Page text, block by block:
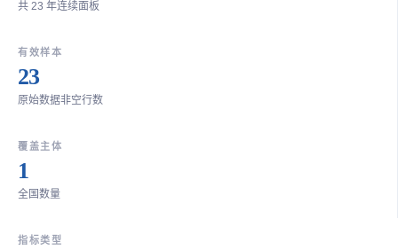
共 23 年连续面板
有效样本
23
原始数据非空行数
覆盖主体
1
全国数量
指标类型